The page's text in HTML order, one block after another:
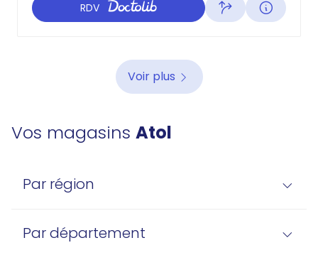
RDV
Voir plus
Vos magasins Atol
Par région
Par département